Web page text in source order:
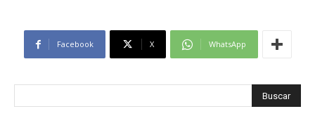
Facebook X WhatsApp